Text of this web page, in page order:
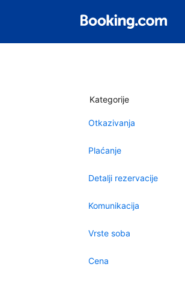
Kategorije
Otkazivanja
Plaćanje
Detalji rezervacije
Komunikacija
Vrste soba
Cena